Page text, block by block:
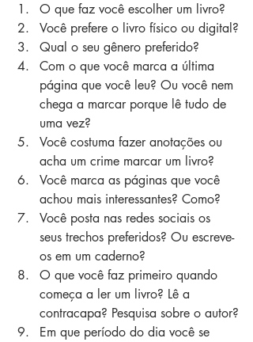
O que faz você escolher um livro?
Você prefere o livro físico ou digital?
Qual o seu gênero preferido?
Com o que você marca a última
página que você leu? Ou você nem
chega a marcar porque lê tudo de
uma vez?
Você costuma fazer anotações ou
acha um crime marcar um livro?
Você marca as páginas que você
achou mais interessantes? Como?
Você posta nas redes sociais os
seus trechos preferidos? Ou escreve-
os em um caderno?
O que você faz primeiro quando
começa a ler um livro? Lê a
contracapa? Pesquisa sobre o autor?
Em que período do dia você se